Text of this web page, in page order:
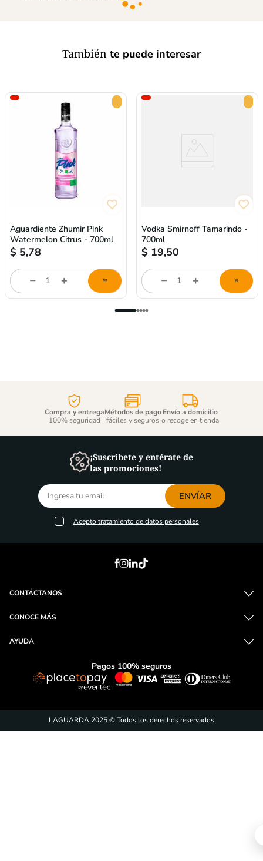
También te puede interesar
Aguardiente Zhumir Pink
Watermelon Citrus - 700ml
$ 5,78
Cantidad
producto
Vodka Smirnoff Tamarindo -
700ml
$ 19,50
Cantidad
producto
Compra y entrega
100% seguridad
Métodos de pago
fáciles y seguros
Envío a domicilio
o recoge en tienda
¡Suscríbete y entérate de
las promociones!
ENVÍAR
Acepto tratamiento de datos personales
CONTÁCTANOS
CONOCE MÁS
AYUDA
Pagos 100% seguros
LAGUARDA 2025 © Todos los derechos reservados